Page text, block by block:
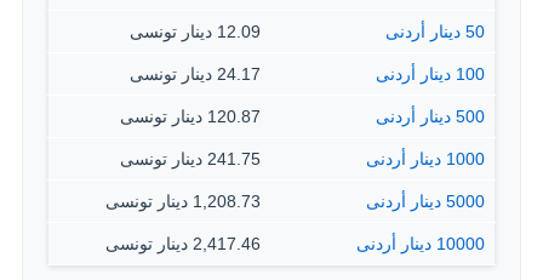
50 دينار أردنى 12.09 دينار تونسى
100 دينار أردنى 24.17 دينار تونسى
500 دينار أردنى 120.87 دينار تونسى
1000 دينار أردنى 241.75 دينار تونسى
5000 دينار أردنى 1,208.73 دينار تونسى
10000 دينار أردنى 2,417.46 دينار تونسى